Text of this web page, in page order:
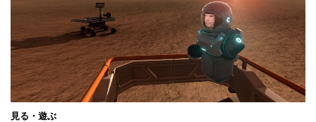
見る・遊ぶ